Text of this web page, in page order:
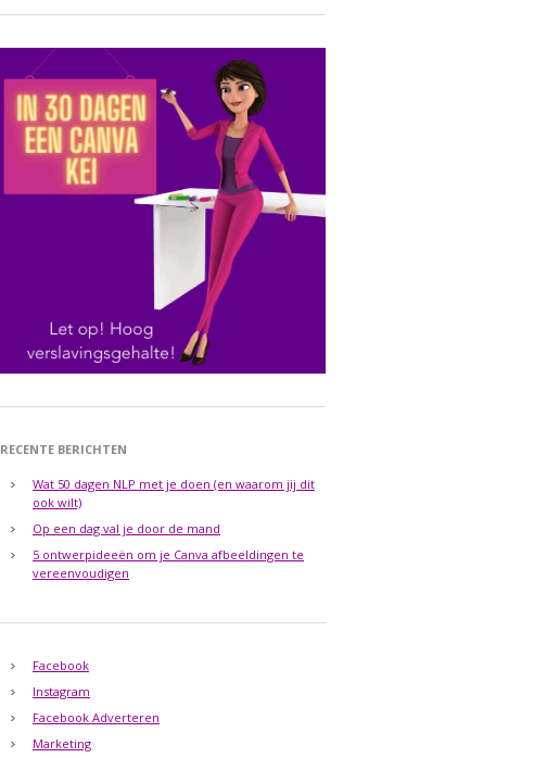
RECENTE BERICHTEN
Wat 50 dagen NLP met je doen (en waarom jij dit
ook wilt)
Op een dag val je door de mand
5 ontwerpideeën om je Canva afbeeldingen te
vereenvoudigen
Facebook
Instagram
Facebook Adverteren
Marketing